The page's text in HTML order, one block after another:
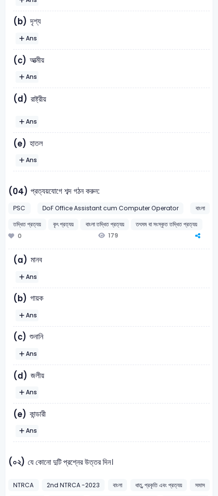
(b) দৃশ্য
Ans
(c) আত্মীয়
Ans
(d) রাষ্ট্রীয়
Ans
(e) হাতল
Ans
(04) প্রত্যয়যোগে শব্দ গঠন করুন:
PSC DoF Office Assistant cum Computer Operator
বাংলা
তদ্ধিত প্রত্যয়
কৃৎ প্রত্যয় বাংলা তদ্ধিত প্রত্যয়
তৎসম বা সংস্কৃত তদ্ধিত প্রত্যয়
0
179
(a) মানব
Ans
(b) গায়ক
Ans
(c) শুনানি
Ans
(d) জলীয়
Ans
(e) কান্ডারী
Ans
(০২) যে কোনো দুটি প্রশ্নের উত্তর দিন।
NTRCA 2nd NTRCA -2023 বাংলা ধাতু, প্রকৃতি এবং প্রত্যয়
সমাস